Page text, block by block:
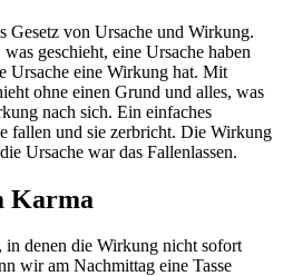
Gesetz von Ursache und Wirkung.
geschieht, eine Ursache haben
Ursache eine Wirkung hat. Mit
ohne einen Grund und alles, was
nach sich. Ein einfaches
fallen und sie zerbricht. Die Wirkung
Ursache war das Fallenlassen.
Karma
in denen die Wirkung nicht sofort
wir am Nachmittag eine Tasse